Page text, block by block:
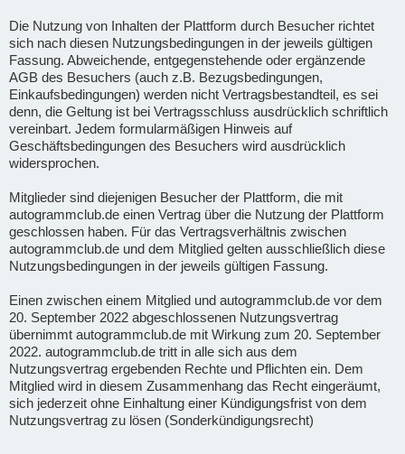
Die Nutzung von Inhalten der Plattform durch Besucher richtet
sich nach diesen Nutzungsbedingungen in der jeweils gültigen
Fassung. Abweichende, entgegenstehende oder ergänzende
AGB des Besuchers (auch z.B. Bezugsbedingungen,
Einkaufsbedingungen) werden nicht Vertragsbestandteil, es sei
denn, die Geltung ist bei Vertragsschluss ausdrücklich schriftlich
vereinbart. Jedem formularmäßigen Hinweis auf
Geschäftsbedingungen des Besuchers wird ausdrücklich
widersprochen.
Mitglieder sind diejenigen Besucher der Plattform, die mit
autogrammclub.de einen Vertrag über die Nutzung der Plattform
geschlossen haben. Für das Vertragsverhältnis zwischen
autogrammclub.de und dem Mitglied gelten ausschließlich diese
Nutzungsbedingungen in der jeweils gültigen Fassung.
Einen zwischen einem Mitglied und autogrammclub.de vor dem
20. September 2022 abgeschlossenen Nutzungsvertrag
übernimmt autogrammclub.de mit Wirkung zum 20. September
2022. autogrammclub.de tritt in alle sich aus dem
Nutzungsvertrag ergebenden Rechte und Pflichten ein. Dem
Mitglied wird in diesem Zusammenhang das Recht eingeräumt,
sich jederzeit ohne Einhaltung einer Kündigungsfrist von dem
Nutzungsvertrag zu lösen (Sonderkündigungsrecht)